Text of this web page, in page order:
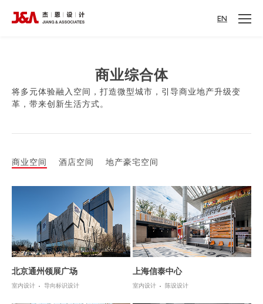
EN
商业综合体
将多元体验融入空间，打造微型城市，引导商业地产升级变
革，带来创新生活方式。
商业空间 酒店空间 地产豪宅空间
北京通州领展广场
室内设计 导向标识设计
上海信泰中心
室内设计 陈设设计